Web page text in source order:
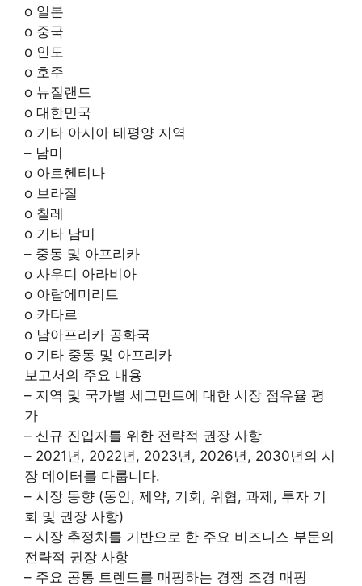
o 일본
o 중국
o 인도
o 호주
o 뉴질랜드
o 대한민국
o 기타 아시아 태평양 지역
– 남미
o 아르헨티나
o 브라질
o 칠레
o 기타 남미
– 중동 및 아프리카
o 사우디 아라비아
o 아랍에미리트
o 카타르
o 남아프리카 공화국
o 기타 중동 및 아프리카
보고서의 주요 내용
– 지역 및 국가별 세그먼트에 대한 시장 점유율 평
가
– 신규 진입자를 위한 전략적 권장 사항
– 2021년, 2022년, 2023년, 2026년, 2030년의 시
장 데이터를 다룹니다.
– 시장 동향 (동인, 제약, 기회, 위협, 과제, 투자 기
회 및 권장 사항)
– 시장 추정치를 기반으로 한 주요 비즈니스 부문의
전략적 권장 사항
– 주요 공통 트렌드를 매핑하는 경쟁 조경 매핑